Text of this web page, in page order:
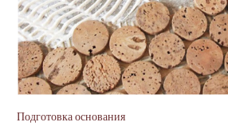
Подготовка основания